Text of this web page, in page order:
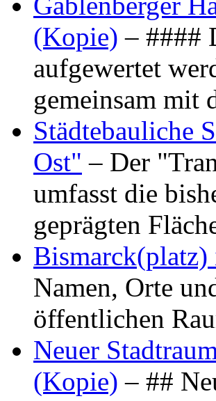
(Kopie) – ####
aufgewertet
gemeinsam
Städtebauliche
Ost" – Der
umfasst die
geprägten
Bismarck(platz)
Namen, Orte
öffentlichen
Neuer
(Kopie) – ##